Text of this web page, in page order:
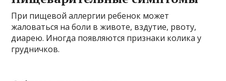
При пищевой аллергии ребенок может
жаловаться на боли в животе, вздутие, рвоту,
диарею. Иногда появляются признаки колика у
грудничков.